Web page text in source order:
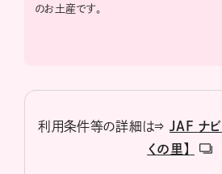
のお土産です。
利用条件等の詳細は⇒JAF ナビ
くの里】